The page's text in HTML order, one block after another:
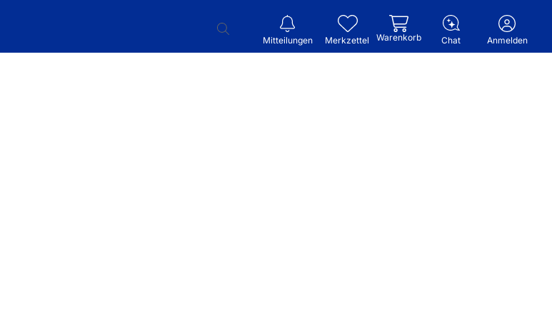
Mitteilungen Merkzettel Warenkorb Chat
Anmelden